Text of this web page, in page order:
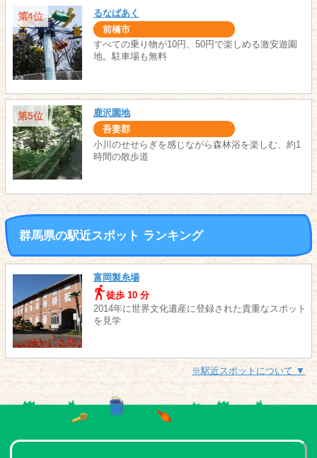
第4位 るなぱあく
前橋市
すべての乗り物が10円、50円で楽しめる激安遊園
地。駐車場も無料
第5位 鹿沢園地
吾妻郡
小川のせせらぎを感じながら森林浴を楽しむ、約1
時間の散歩道
群馬県の駅近スポット ランキング
富岡製糸場
徒歩 10 分
2014年に世界文化遺産に登録された貴重なスポット
を見学
※駅近スポットについて ▼